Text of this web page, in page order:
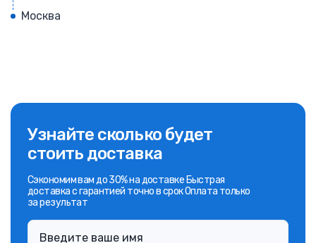
Москва
Узнайте сколько будет
стоить доставка
Сэкономим вам до 30% на доставке Быстрая
доставка с гарантией точно в срок Оплата только
за результат